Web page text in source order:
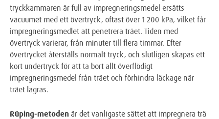
tryckkammaren är full av impregneringsmedel ersätts
vacuumet med ett övertryck, oftast över 1 200 kPa, vilket får
impregneringsmedlet att penetrera träet. Tiden med
övertryck varierar, från minuter till flera timmar. Efter
övertrycket återställs normalt tryck, och slutligen skapas ett
kort undertryck för att ta bort allt överflödigt
impregneringsmedel från träet och förhindra läckage när
träet lagras.
Rüping-metoden är det vanligaste sättet att impregnera trä